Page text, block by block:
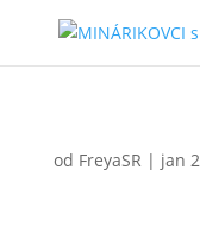
od FreyaSR | jan